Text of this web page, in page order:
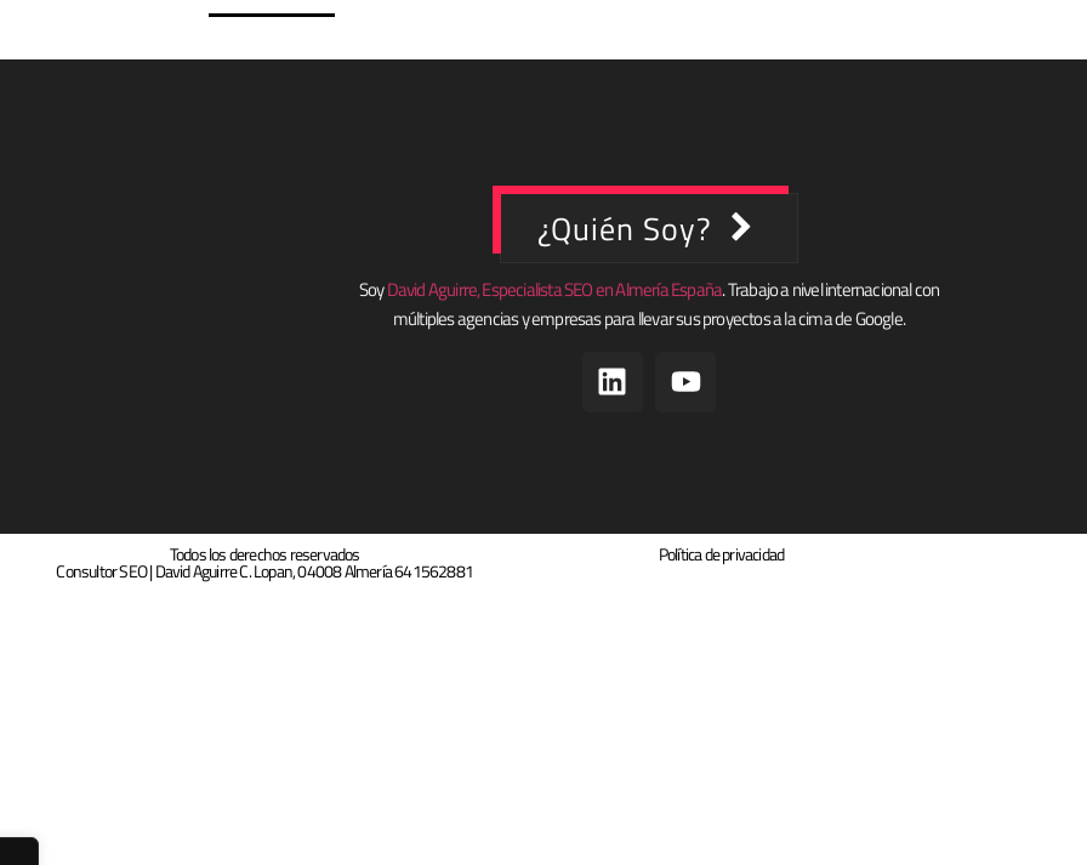
¿Quién Soy?
SoyDavid Aguirre, Especialista SEO en Almería España. Trabajo a nivel internacional con
múltiples agencias y empresas para llevar sus proyectos a la cima de Google.
Todos los derechos reservados
Consultor SEO | David Aguirre C. Lopan, 04008 Almería 641562881
Política de privacidad